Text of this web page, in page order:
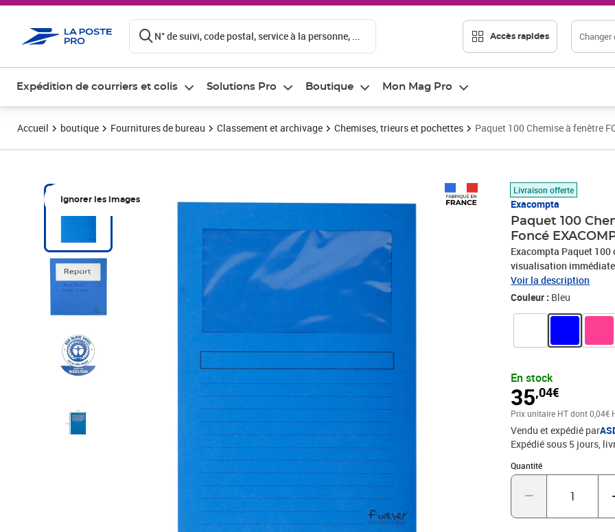
N° de suivi, code postal, service à la personne, ... Accès rapides Changer
Expédition de courriers et colis Solutions Pro Boutique Mon Mag Pro
Accueil boutique Fournitures de bureau Classement et archivage Chemises, trieurs et pochettes Paquet 100 Chemise à fenêtre
Ignorer les images
Livraison offerte
Exacompta
Paquet 100
Foncé
Exacompta Paquet 100
visualisation
le classement.Carte
Voir la description
Couleur : Bleu
En stock
35,04€
Prix 35,04€
Prix unitaire HTdont 0,04€
Vendu et expédié par
Expédié sous 5 jours
Quantité
Quantité : 1